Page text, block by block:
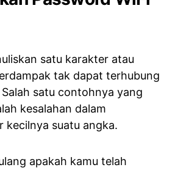
satu karakter atau
tak dapat terhubung
satu contohnya yang
kesalahan dalam
kecilnya suatu angka.
apakah kamu telah